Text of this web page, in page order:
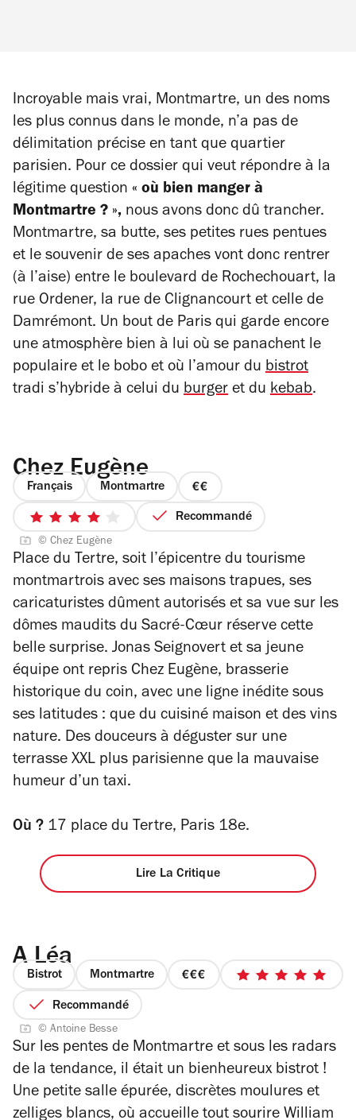
Incroyable mais vrai, Montmartre, un des noms
les plus connus dans le monde, n’a pas de
délimitation précise en tant que quartier
parisien. Pour ce dossier qui veut répondre à la
légitime question « où bien manger à
Montmartre ? », nous avons donc dû trancher.
Montmartre, sa butte, ses petites rues pentues
et le souvenir de ses apaches vont donc rentrer
(à l’aise) entre le boulevard de Rochechouart, la
rue Ordener, la rue de Clignancourt et celle de
Damrémont. Un bout de Paris qui garde encore
une atmosphère bien à lui où se panachent le
populaire et le bobo et où l’amour du bistrot
tradi s’hybride à celui du burger et du kebab.
Chez Eugène
Français Montmartre
prix
2
4
4
sur
5
étoiles
Recommandé
© Chez Eugène
Place du Tertre, soit l’épicentre du tourisme
montmartrois avec ses maisons trapues, ses
caricaturistes dûment autorisés et sa vue sur les
dômes maudits du Sacré-Cœur réserve cette
belle surprise. Jonas Seignovert et sa jeune
équipe ont repris Chez Eugène, brasserie
historique du coin, avec une ligne inédite sous
ses latitudes : que du cuisiné maison et des vins
nature. Des douceurs à déguster sur une
terrasse XXL plus parisienne que la mauvaise
humeur d’un taxi.
Où ? 17 place du Tertre, Paris 18e.
Lire La Critique
A Léa
Bistrot Montmartre
prix
4
5
étoiles
Recommandé
© Antoine Besse
Sur les pentes de Montmartre et sous les radars
de la tendance, il était un bienheureux bistrot !
Une petite salle épurée, discrètes moulures et
zelliges blancs, où accueille tout sourire William